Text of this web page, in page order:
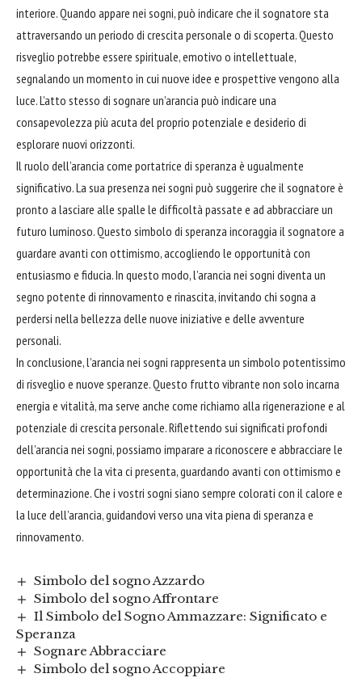
interiore. Quando appare nei sogni, può indicare che il sognatore sta
attraversando un periodo di crescita personale o di scoperta. Questo
risveglio potrebbe essere spirituale, emotivo o intellettuale,
segnalando un momento in cui nuove idee e prospettive vengono alla
luce. L’atto stesso di sognare un’arancia può indicare una
consapevolezza più acuta del proprio potenziale e desiderio di
esplorare nuovi orizzonti.
Il ruolo dell’arancia come portatrice di speranza è ugualmente
significativo. La sua presenza nei sogni può suggerire che il sognatore è
pronto a lasciare alle spalle le difficoltà passate e ad abbracciare un
futuro luminoso. Questo simbolo di speranza incoraggia il sognatore a
guardare avanti con ottimismo, accogliendo le opportunità con
entusiasmo e fiducia. In questo modo, l’arancia nei sogni diventa un
segno potente di rinnovamento e rinascita, invitando chi sogna a
perdersi nella bellezza delle nuove iniziative e delle avventure
personali.
In conclusione, l’arancia nei sogni rappresenta un simbolo potentissimo
di risveglio e nuove speranze. Questo frutto vibrante non solo incarna
energia e vitalità, ma serve anche come richiamo alla rigenerazione e al
potenziale di crescita personale. Riflettendo sui significati profondi
dell’arancia nei sogni, possiamo imparare a riconoscere e abbracciare le
opportunità che la vita ci presenta, guardando avanti con ottimismo e
determinazione. Che i vostri sogni siano sempre colorati con il calore e
la luce dell’arancia, guidandovi verso una vita piena di speranza e
rinnovamento.
Simbolo del sogno Azzardo
Simbolo del sogno Affrontare
Il Simbolo del Sogno Ammazzare: Significato e
Speranza
Sognare Abbracciare
Simbolo del sogno Accoppiare